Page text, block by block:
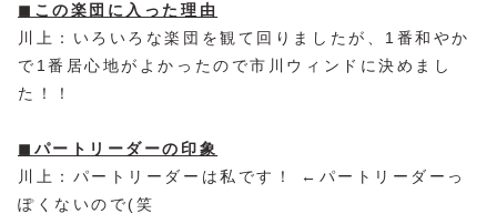
◼︎この楽団に入った理由
川上：いろいろな楽団を観て回りましたが、1番和やか
で1番居心地がよかったので市川ウィンドに決めまし
た！！
◼︎パートリーダーの印象
川上：パートリーダーは私です！ ←パートリーダーっ
ぽくないので(笑